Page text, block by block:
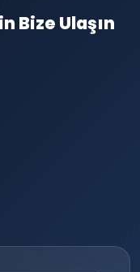
Bize Ulaşın